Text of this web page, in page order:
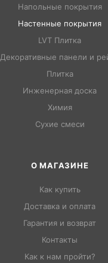
Напольные покрытия
Настенные покрытия
LVT Плитка
Декоративные панели и
Плитка
Инженерная доска
Химия
Сухие смеси
О МАГАЗИНЕ
Как купить
Доставка и оплата
Гарантия и возврат
Контакты
Как к нам пройти?